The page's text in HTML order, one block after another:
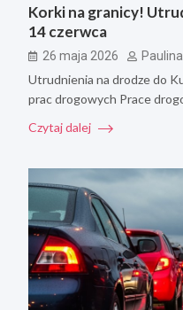
Korki na granicy!
14 czerwca
26 maja 2026
Utrudnienia na drodze do
prac drogowych Prace
Czytaj dalej